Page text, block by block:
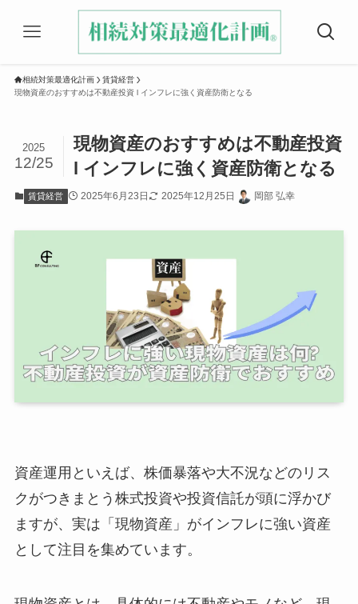
相続対策最適化計画
賃貸経営
現物資産のおすすめは不動産投資 l インフレに強く資産防衛となる
現物資産のおすすめは不動産投資
l インフレに強く資産防衛となる
2025
12/25
賃貸経営 2025年6月23日 2025年12月25日 岡部 弘幸
資産運用といえば、株価暴落や大不況などのリス
クがつきまとう株式投資や投資信託が頭に浮かび
ますが、実は「現物資産」がインフレに強い資産
として注目を集めています。